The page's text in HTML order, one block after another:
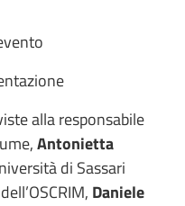
alla responsabile
Antonietta
di Sassari
Daniele